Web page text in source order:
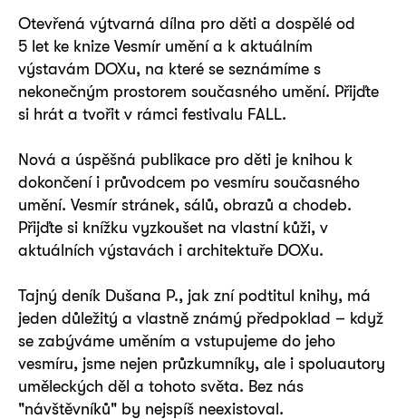
Otevřená výtvarná dílna pro děti a dospělé od
5 let ke knize Vesmír umění a k aktuálním
výstavám DOXu, na které se seznámíme s
nekonečným prostorem současného umění. Přijďte
si hrát a tvořit v rámci festivalu FALL.
Nová a úspěšná publikace pro děti je knihou k
dokončení i průvodcem po vesmíru současného
umění. Vesmír stránek, sálů, obrazů a chodeb.
Přijďte si knížku vyzkoušet na vlastní kůži, v
aktuálních výstavách i architektuře DOXu.
Tajný deník Dušana P., jak zní podtitul knihy, má
jeden důležitý a vlastně známý předpoklad – když
se zabýváme uměním a vstupujeme do jeho
vesmíru, jsme nejen průzkumníky, ale i spoluautory
uměleckých děl a tohoto světa. Bez nás
"návštěvníků" by nejspíš neexistoval.